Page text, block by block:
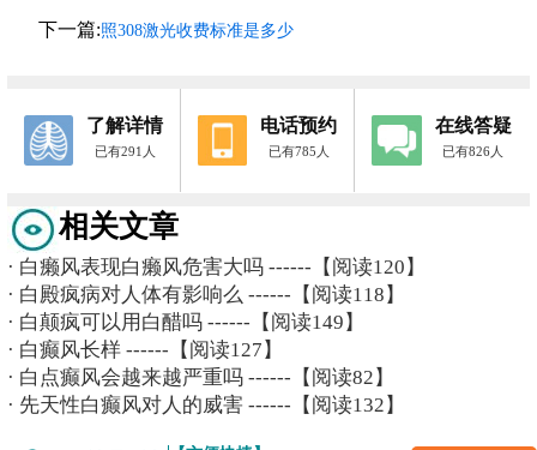
下一篇:照308激光收费标准是多少
了解详情
已有291人
电话预约
已有785人
在线答疑
已有826人
相关文章
· 白癞风表现白癞风危害大吗 ------【阅读120】
· 白殿疯病对人体有影响么 ------【阅读118】
· 白颠疯可以用白醋吗 ------【阅读149】
· 白癫风长样 ------【阅读127】
· 白点癫风会越来越严重吗 ------【阅读82】
· 先天性白癫风对人的威害 ------【阅读132】